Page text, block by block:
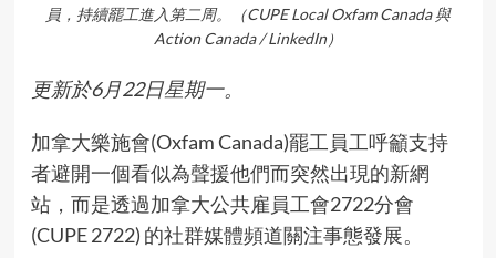
員，持續罷工進入第二周。（CUPE Local Oxfam Canada 與
Action Canada / LinkedIn）
更新於6月22日星期一。
加拿大樂施會(Oxfam Canada)罷工員工呼籲支持
者避開一個看似為聲援他們而突然出現的新網
站，而是透過加拿大公共雇員工會2722分會
(CUPE 2722) 的社群媒體頻道關注事態發展。